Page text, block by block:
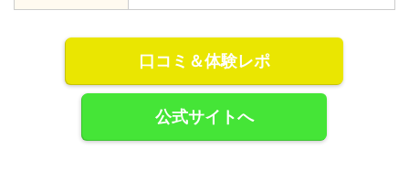
口コミ＆体験レポ
公式サイトへ